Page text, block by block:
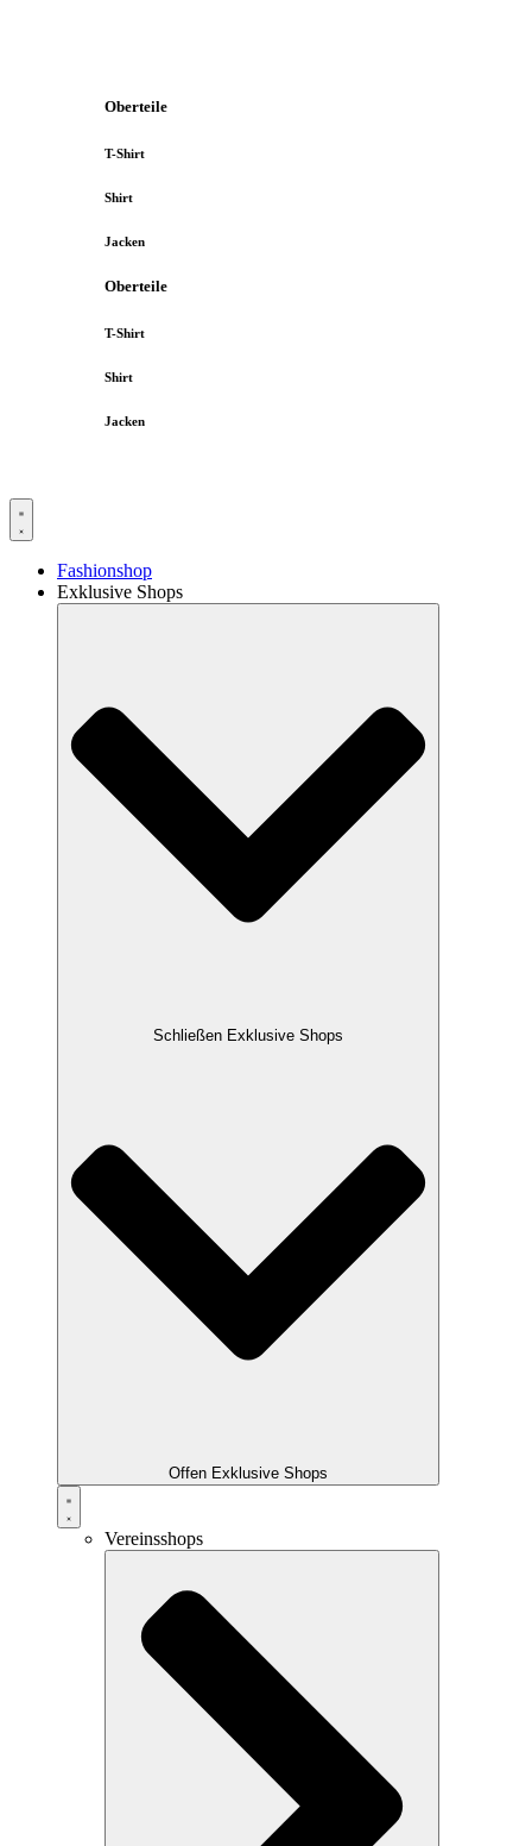
Oberteile
T-Shirt
Shirt
Jacken
Oberteile
T-Shirt
Shirt
Jacken
Fashionshop
Exklusive Shops
Schließen Exklusive Shops
Offen Exklusive Shops
Vereinsshops